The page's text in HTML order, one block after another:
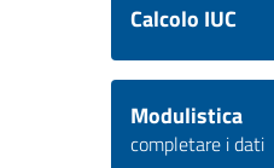
Calcolo IUC
Modulistica
completare i dati